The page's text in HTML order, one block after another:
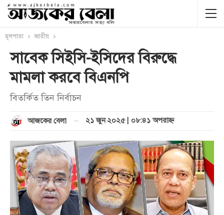
মূলপাতা জাতীয়
সাবেক সিইসি-ইসিদের বিরুদ্ধে
মামলা করবে বিএনপি
বিতর্কিত তিন নির্বাচন
আজকের বেলা ২১ জুন ২০২৫ | ০৮:৪১ অপরাহ্ণ